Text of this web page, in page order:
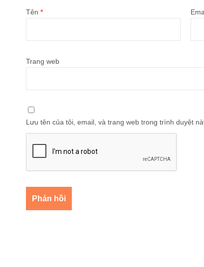
Tên *
Trang web
Lưu tên của tôi, email, và trang web trong trình duyệt